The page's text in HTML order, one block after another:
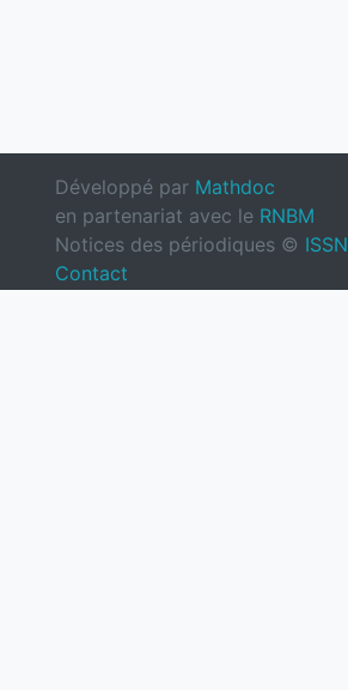
Développé par Mathdoc
en partenariat avec le RNBM
Notices des périodiques © ISSN
Contact